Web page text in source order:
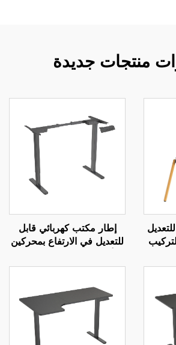
منتجات جديدة
تروس لشاشات بحجم 37-85
إطار مكتب كهربائي قابل
للتعديل في الارتفاع بمحركين
V-MOUNTS JSD2-02